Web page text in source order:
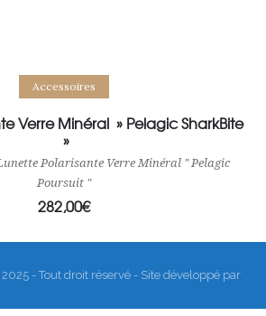
Read more
Accessoires
Verre Minéral » Pelagic SharkBite
»
Polarisante Verre Minéral " Pelagic
Poursuit "
282,00€
- Tout droit réservé - Site développé par